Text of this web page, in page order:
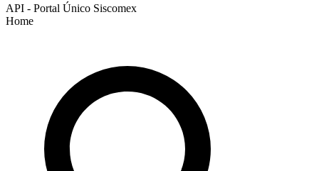
API - Portal Único Siscomex
Home